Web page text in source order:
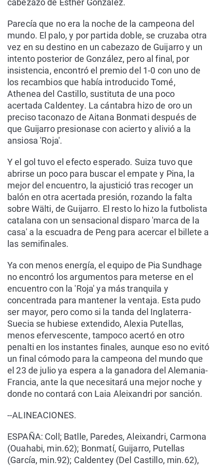
cabezazo de Esther González.
Parecía que no era la noche de la campeona del
mundo. El palo, y por partida doble, se cruzaba otra
vez en su destino en un cabezazo de Guijarro y un
intento posterior de González, pero al final, por
insistencia, encontró el premio del 1-0 con uno de
los recambios que había introducido Tomé,
Athenea del Castillo, sustituta de una poco
acertada Caldentey. La cántabra hizo de oro un
preciso taconazo de Aitana Bonmati después de
que Guijarro presionase con acierto y alivió a la
ansiosa 'Roja'.
Y el gol tuvo el efecto esperado. Suiza tuvo que
abrirse un poco para buscar el empate y Pina, la
mejor del encuentro, la ajustició tras recoger un
balón en otra acertada presión, rozando la falta
sobre Wälti, de Guijarro. El resto lo hizo la futbolista
catalana con un sensacional disparo 'marca de la
casa' a la escuadra de Peng para acercar el billete a
las semifinales.
Ya con menos energía, el equipo de Pia Sundhage
no encontró los argumentos para meterse en el
encuentro con la 'Roja' ya más tranquila y
concentrada para mantener la ventaja. Esta pudo
ser mayor, pero como si la tanda del Inglaterra-
Suecia se hubiese extendido, Alexia Putellas,
menos efervescente, tampoco acertó en otro
penalti en los instantes finales, aunque eso no evitó
un final cómodo para la campeona del mundo que
el 23 de julio ya espera a la ganadora del Alemania-
Francia, ante la que necesitará una mejor noche y
donde no contará con Laia Aleixandri por sanción.
--ALINEACIONES.
ESPAÑA: Coll; Batlle, Paredes, Aleixandri, Carmona
(Ouahabi, min.62); Bonmatí, Guijarro, Putellas
(García, min.92); Caldentey (Del Castillo, min.62),